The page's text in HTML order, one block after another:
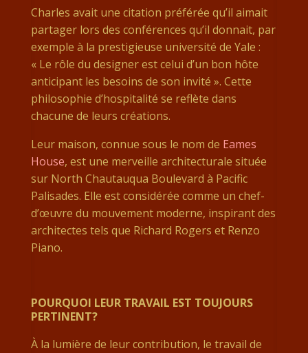
Charles avait une citation préférée qu’il aimait
partager lors des conférences qu’il donnait, par
exemple à la prestigieuse université de Yale :
« Le rôle du designer est celui d’un bon hôte
anticipant les besoins de son invité ». Cette
philosophie d’hospitalité se reflète dans
chacune de leurs créations.
Leur maison, connue sous le nom de Eames
House, est une merveille architecturale située
sur North Chautauqua Boulevard à Pacific
Palisades. Elle est considérée comme un chef-
d’œuvre du mouvement moderne, inspirant des
architectes tels que Richard Rogers et Renzo
Piano.
POURQUOI LEUR TRAVAIL EST TOUJOURS
PERTINENT?
À la lumière de leur contribution, le travail de